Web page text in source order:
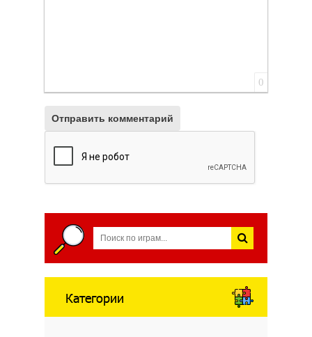
0
Отправить комментарий
Категории